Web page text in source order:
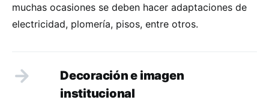
muchas ocasiones se deben hacer adaptaciones de
electricidad, plomería, pisos, entre otros.
Decoración e imagen
institucional